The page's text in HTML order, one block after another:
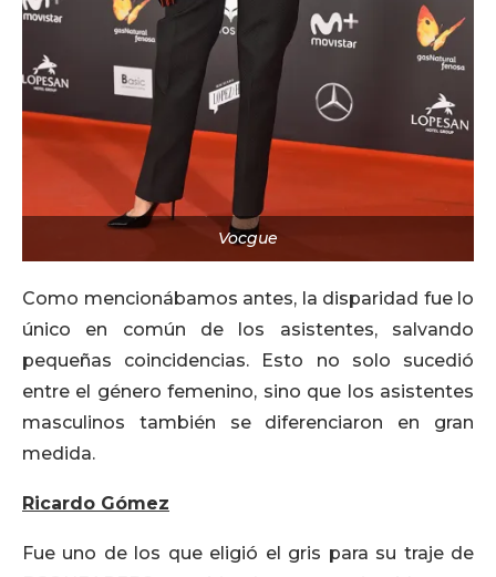
Vocgue
Como mencionábamos antes, la disparidad fue lo
único en común de los asistentes, salvando
pequeñas coincidencias. Esto no solo sucedió
entre el género femenino, sino que los asistentes
masculinos también se diferenciaron en gran
medida.
Ricardo Gómez
Fue uno de los que eligió el gris para su traje de